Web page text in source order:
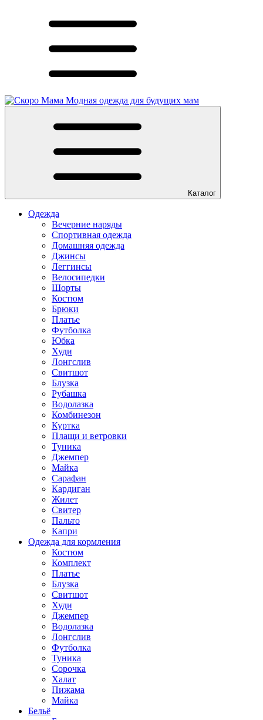
Модная одежда для будущих мам
Каталог
Одежда
Вечерние наряды
Спортивная одежда
Домашняя одежда
Джинсы
Леггинсы
Велосипедки
Шорты
Костюм
Брюки
Платье
Футболка
Юбка
Худи
Лонгслив
Свитшот
Блузка
Рубашка
Водолазка
Комбинезон
Куртка
Плащи и ветровки
Туника
Джемпер
Майка
Сарафан
Кардиган
Жилет
Свитер
Пальто
Капри
Одежда для кормления
Костюм
Комплект
Платье
Блузка
Свитшот
Худи
Джемпер
Водолазка
Лонгслив
Футболка
Туника
Сорочка
Халат
Пижама
Майка
Бельё